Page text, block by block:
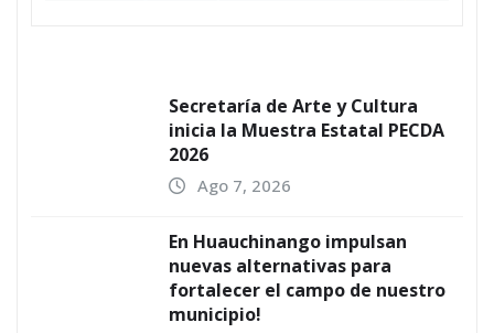
Secretaría de Arte y Cultura
inicia la Muestra Estatal PECDA
2026
Ago 7, 2026
En Huauchinango impulsan
nuevas alternativas para
fortalecer el campo de nuestro
municipio!